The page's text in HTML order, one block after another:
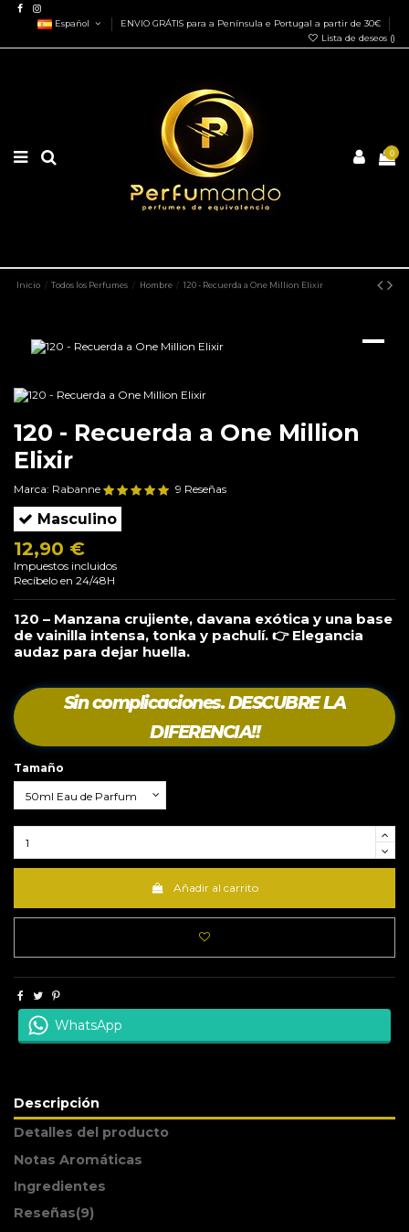
Español
ENVIO GRÁTIS para a Península e Portugal a partir de 30€
Lista de deseos ()
0
Inicio Todos los Perfumes Hombre 120 - Recuerda a One Million Elixir
120 - Recuerda a One Million
Elixir
Marca: Rabanne 9 Reseñas
Masculino
12,90 €
Impuestos incluidos
Recíbelo en 24/48H
120 – Manzana crujiente, davana exótica y una base
de vainilla intensa, tonka y pachulí. 👉 Elegancia
audaz para dejar huella.
Sin complicaciones. DESCUBRE LA
DIFERENCIA!!
Tamaño
Añadir al carrito
WhatsApp
Descripción
Detalles del producto
Notas Aromáticas
Ingredientes
Reseñas(9)